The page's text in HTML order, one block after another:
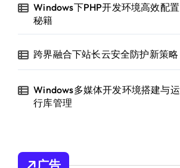
Windows下PHP开发环境高效配置
秘籍
跨界融合下站长云安全防护新策略
Windows多媒体开发环境搭建与运
行库管理
广告